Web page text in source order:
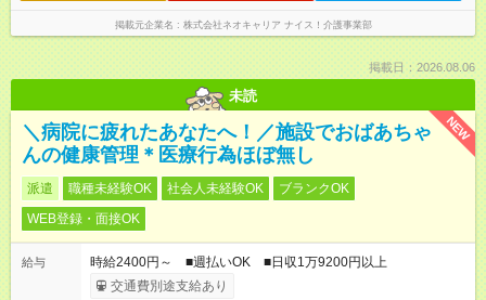
掲載元企業名 株式会社ネオキャリア ナイス！介護事業部
掲載日：2026.08.06
未読
NEW
＼病院に疲れたあなたへ！／施設でおばあちゃ
んの健康管理＊医療行為ほぼ無し
派遣 職種未経験OK 社会人未経験OK
ブランクOK
WEB登録・面接OK
給与
時給2400円～ ■週払いOK ■日収1万9200円以上
交通費別途支給あり